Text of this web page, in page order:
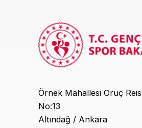
Örnek Mahallesi Oruç
No:13
Altındağ / Ankara